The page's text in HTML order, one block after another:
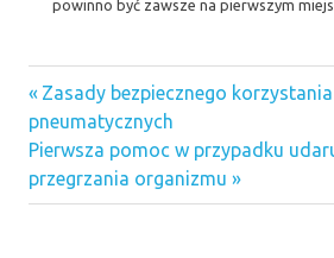
powinno być zawsze na pierwszym
Nawigacja
wpisu
Previous
Post:
Zasady bezpiecznego
pneumatycznych
Next
Post:
Pierwsza pomoc w przypadku
przegrzania organizmu